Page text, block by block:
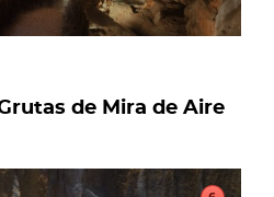
de Mira de Aire